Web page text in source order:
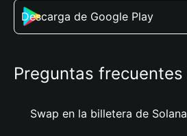
Descarga de Google Play
Preguntas frecuentes
Swap en la billetera de Solana